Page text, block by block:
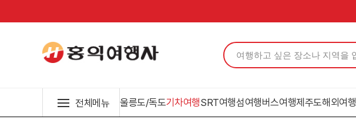
전체메뉴 울릉도/독도기차여행SRT여행섬여행버스여행제주도해외여행